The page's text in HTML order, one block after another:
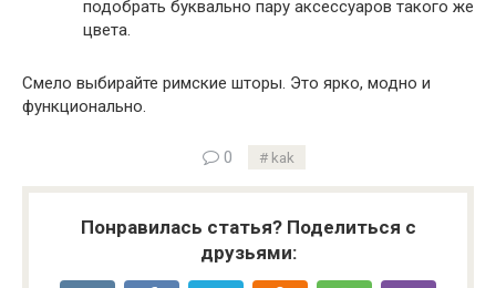
подобрать буквально пару аксессуаров такого же
цвета.
Смело выбирайте римские шторы. Это ярко, модно и
функционально.
0 kak
Понравилась статья? Поделиться с
друзьями: